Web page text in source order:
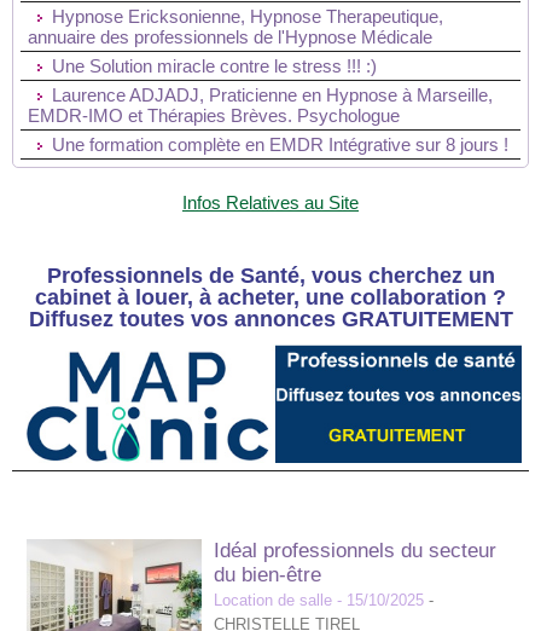
Hypnose Ericksonienne, Hypnose Therapeutique,
annuaire des professionnels de l'Hypnose Médicale
Une Solution miracle contre le stress !!! :)
Laurence ADJADJ, Praticienne en Hypnose à Marseille,
EMDR-IMO et Thérapies Brèves. Psychologue
Une formation complète en EMDR Intégrative sur 8 jours !
Infos Relatives au Site
Professionnels de Santé, vous cherchez un
cabinet à louer, à acheter, une collaboration ?
Diffusez toutes vos annonces GRATUITEMENT
Idéal professionnels du secteur
du bien-être
Location de salle - 15/10/2025 -
CHRISTELLE TIREL